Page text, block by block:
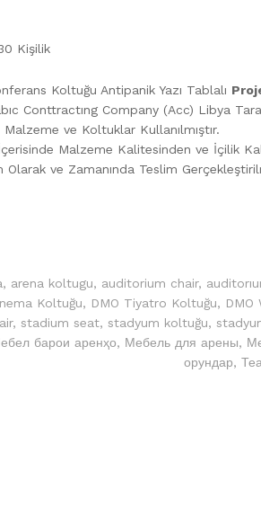
Kişilik
Koltuğu Antipanik Yazı Tablalı
Conttractıng Company (Acc) Libya
ve Koltuklar Kullanılmıştır.
Malzeme Kalitesinden ve İçilik
Olarak ve Zamanında Teslim
, arena koltugu, auditorium chair,
Koltuğu, DMO Tiyatro Koltuğu, DMO
, stadium seat, stadyum koltuğu,
барои аренҳо, Мебель для арены,
орундар,